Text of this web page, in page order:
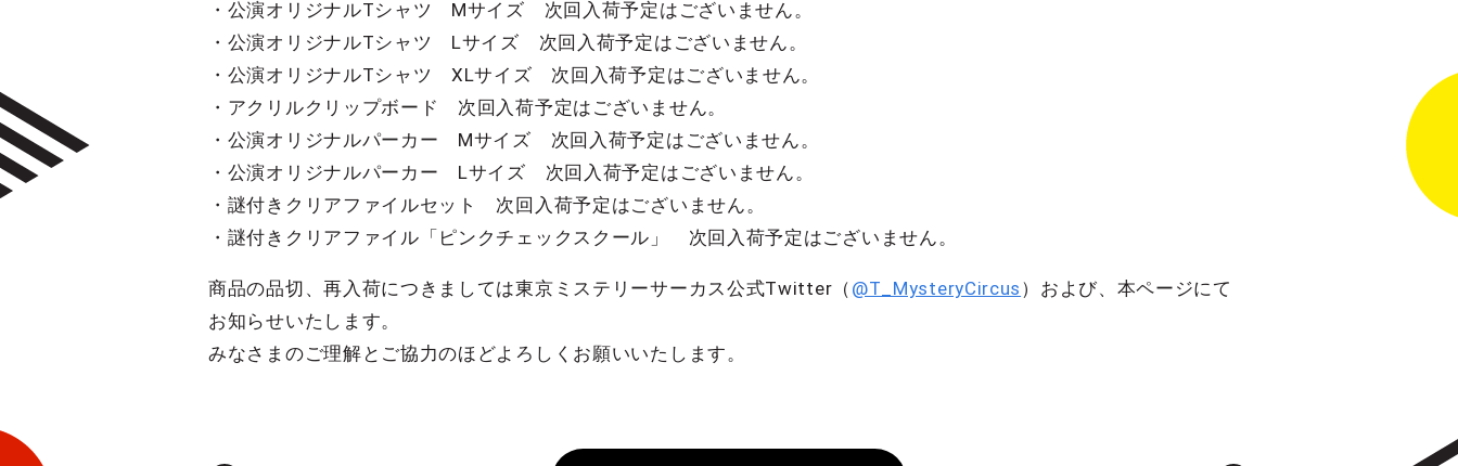
・公演オリジナルTシャツ Mサイズ 次回入荷予定はございません。
・公演オリジナルTシャツ Lサイズ 次回入荷予定はございません。
・公演オリジナルTシャツ XLサイズ 次回入荷予定はございません。
・アクリルクリップボード 次回入荷予定はございません。
・公演オリジナルパーカー Mサイズ 次回入荷予定はございません。
・公演オリジナルパーカー Lサイズ 次回入荷予定はございません。
・謎付きクリアファイルセット 次回入荷予定はございません。
・謎付きクリアファイル「ピンクチェックスクール」 次回入荷予定はございません。
商品の品切、再入荷につきましては東京ミステリーサーカス公式Twitter（ @T_MysteryCircus ）および、本ページにて
お知らせいたします。
みなさまのご理解とご協力のほどよろしくお願いいたします。